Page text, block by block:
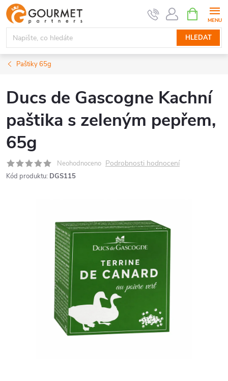
Přejít
na
obsah
HLEDAT
NÁKUPNÍ
KOŠÍK
Paštiky 65g
Ducs de Gascogne Kachní
paštika s zeleným pepřem,
65g
Neohodnoceno Podrobnosti hodnocení
Kód produktu: DGS115